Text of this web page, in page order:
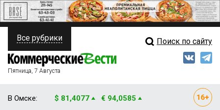
ПОЛИТИКА
ФИНАНСЫ
Свежий выпуск
Все рубрики Поиск по сайту
Пятница, 7 Августа
В Омске: $ 81,4077 € 94,0585